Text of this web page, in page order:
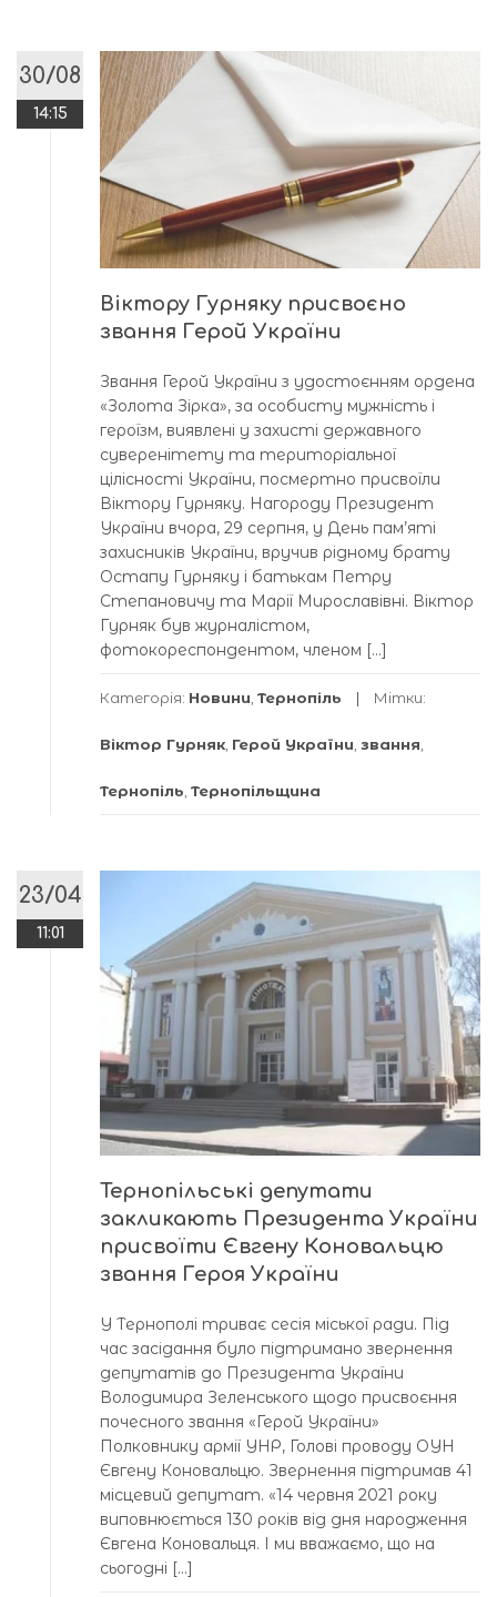
30/08
14:15
Віктору Гурняку присвоєно
звання Герой України
Звання Герой України з удостоєнням ордена
«Золота Зірка», за особисту мужність і
героїзм, виявлені у захисті державного
суверенітету та територіальної
цілісності України, посмертно присвоїли
Віктору Гурняку. Нагороду Президент
України вчора, 29 серпня, у День пам’яті
захисників України, вручив рідному брату
Остапу Гурняку і батькам Петру
Степановичу та Марії Мирославівні. Віктор
Гурняк був журналістом,
фотокореспондентом, членом […]
Категорія: Новини Тернопіль Мітки:
Віктор Гурняк Герой України звання
Тернопіль Тернопільщина
23/04
11:01
Тернопільські депутати
закликають Президента України
присвоїти Євгену Коновальцю
звання Героя України
У Тернополі триває сесія міської ради. Під
час засідання було підтримано звернення
депутатів до Президента України
Володимира Зеленського щодо присвоєння
почесного звання «Герой України»
Полковнику армії УНР, Голові проводу ОУН
Євгену Коновальцю. Звернення підтримав 41
місцевий депутат. «14 червня 2021 року
виповнюється 130 років від дня народження
Євгена Коновальця. І ми вважаємо, що на
сьогодні […]